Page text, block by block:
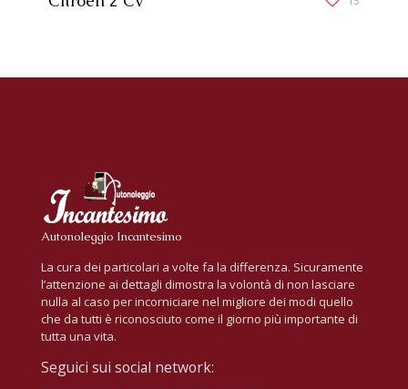
Autonoleggio Incantesimo
La cura dei particolari a volte fa la differenza. Sicuramente
l’attenzione ai dettagli dimostra la volontà di non lasciare
nulla al caso per incorniciare nel migliore dei modi quello
che da tutti è riconosciuto come il giorno più importante di
tutta una vita.
Seguici sui social network: